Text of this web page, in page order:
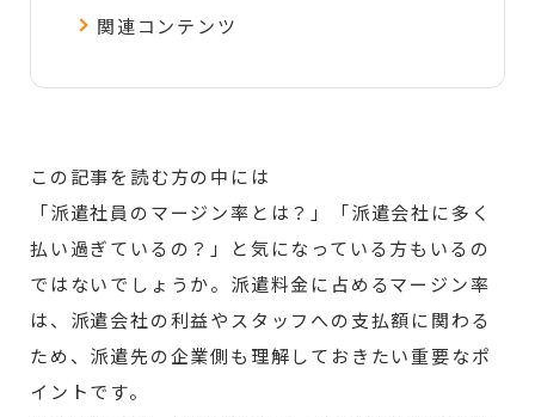
関連コンテンツ
この記事を読む方の中には
「派遣社員のマージン率とは？」「派遣会社に多く
払い過ぎているの？」と気になっている方もいるの
ではないでしょうか。派遣料金に占めるマージン率
は、派遣会社の利益やスタッフへの支払額に関わる
ため、派遣先の企業側も理解しておきたい重要なポ
イントです。